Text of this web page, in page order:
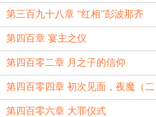
第三百九十八章 “红相”彭波那齐
第四百章 宴主之仪
第四百零二章 月之子的信仰
第四百零四章 初次见面，夜魔（二
合一）
第四百零六章 大罪仪式